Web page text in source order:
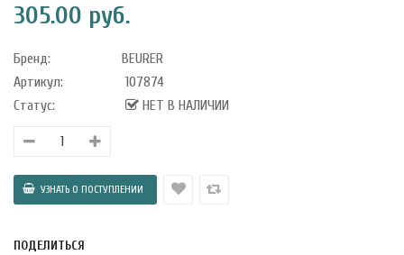
75 г
305.00 руб.
Бренд:
BEURER
Артикул:
107874
Статус:
НЕТ В НАЛИЧИИ
ПОДЕЛИТЬСЯ